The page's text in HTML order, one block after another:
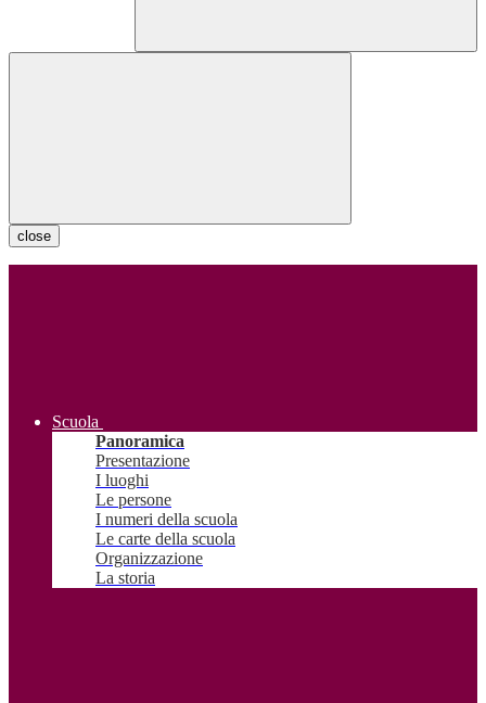
close
Scuola
Panoramica
Presentazione
I luoghi
Le persone
I numeri della scuola
Le carte della scuola
Organizzazione
La storia